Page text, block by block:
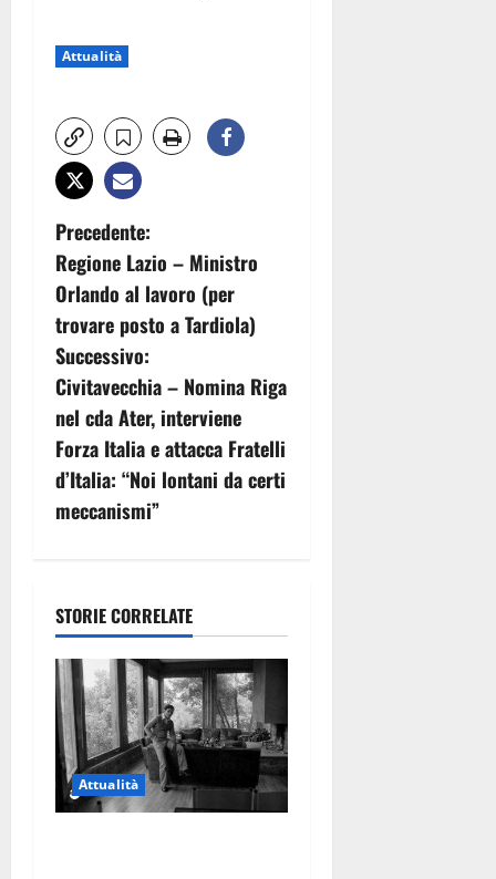
Attualità
N
a
v
i
g
a
z
o
n
e
a
r
Precedente:
Regione Lazio – Ministro
Orlando al lavoro (per
trovare posto a Tardiola)
Successivo:
Civitavecchia – Nomina Riga
nel cda Ater, interviene
Forza Italia e attacca Fratelli
d’Italia: “Noi lontani da certi
meccanismi”
STORIE CORRELATE
Attualità